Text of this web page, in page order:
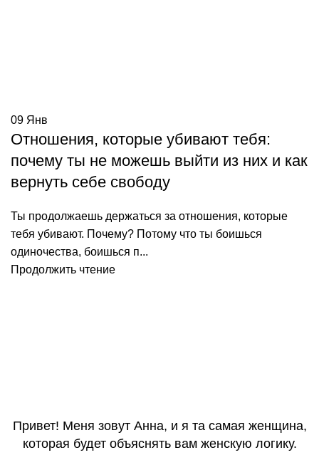
09 Янв
Отношения, которые убивают тебя:
почему ты не можешь выйти из них и как
вернуть себе свободу
Ты продолжаешь держаться за отношения, которые
тебя убивают. Почему? Потому что ты боишься
одиночества, боишься п...
Продолжить чтение
Привет! Меня зовут Анна, и я та самая женщина,
которая будет объяснять вам женскую логику.